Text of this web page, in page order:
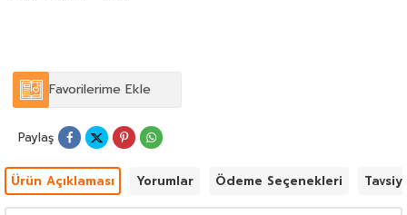
Favorilerime Ekle
Paylaş
Ürün Açıklaması Yorumlar Ödeme Seçenekleri